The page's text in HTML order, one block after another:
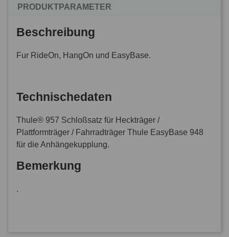
PRODUKTPARAMETER
Beschreibung
Fur RideOn, HangOn und EasyBase.
Technischedaten
Thule® 957 Schloßsatz für Heckträger /
Plattformträger / Fahrradträger Thule EasyBase 948
für die Anhängekupplung.
Bemerkung
.